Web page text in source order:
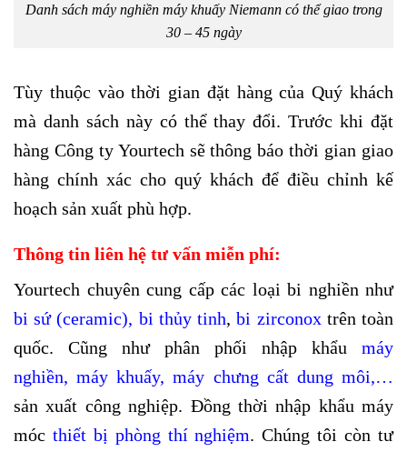
Danh sách máy nghiền máy khuấy Niemann có thể giao trong
30 – 45 ngày
Tùy thuộc vào thời gian đặt hàng của Quý khách
mà danh sách này có thể thay đổi. Trước khi đặt
hàng Công ty Yourtech sẽ thông báo thời gian giao
hàng chính xác cho quý khách để điều chỉnh kế
hoạch sản xuất phù hợp.
Thông tin liên hệ tư vấn miễn phí:
Yourtech chuyên cung cấp các loại bi nghiền như
bi sứ (ceramic), bi thủy tinh,bi zirconox trên toàn
quốc. Cũng như phân phối nhập khẩu
máy
nghiền,máy khuấy,máy chưng cất dung môi,…
sản xuất công nghiệp. Đồng thời nhập khẩu máy
móc thiết bị phòng thí nghiệm. Chúng tôi còn tư